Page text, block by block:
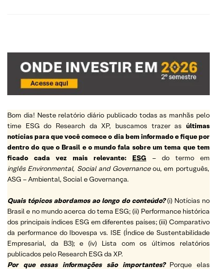
Bom dia! Neste relatório diário publicado todas as manhãs pelo
time ESG do Research da XP, buscamos trazer as últimas
notícias para que você comece o dia bem informado e fique por
dentro do que o Brasil e o mundo fala sobre um tema que tem
ficado cada vez mais relevante:
ESG
– do termo em
inglês Environmental, Social and Governanceou, em português,
ASG – Ambiental, Social e Governança.
Quais tópicos abordamos ao longo do conteúdo? (i) Notícias no
Brasil e no mundo acerca do tema ESG; (ii) Performance histórica
dos principais índices ESG em diferentes países; (iii) Comparativo
da performance do Ibovespa vs. ISE (Índice de Sustentabilidade
Empresarial, da B3); e (iv) Lista com os últimos relatórios
publicados pelo Research ESG da XP.
Por que essas informações são importantes? Porque elas